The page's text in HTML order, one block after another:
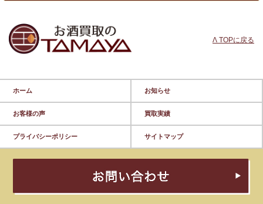
Λ TOPに戻る
ホーム お知らせ
お客様の声 買取実績
プライバシーポリシー サイトマップ